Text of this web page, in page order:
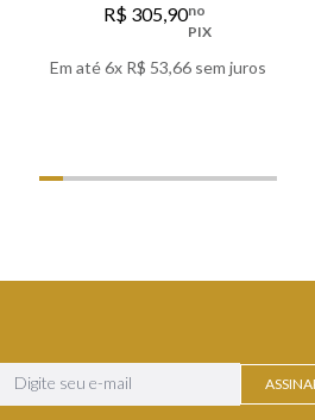
R$ 305,90no
PIX
Em até6x R$ 53,66sem juros